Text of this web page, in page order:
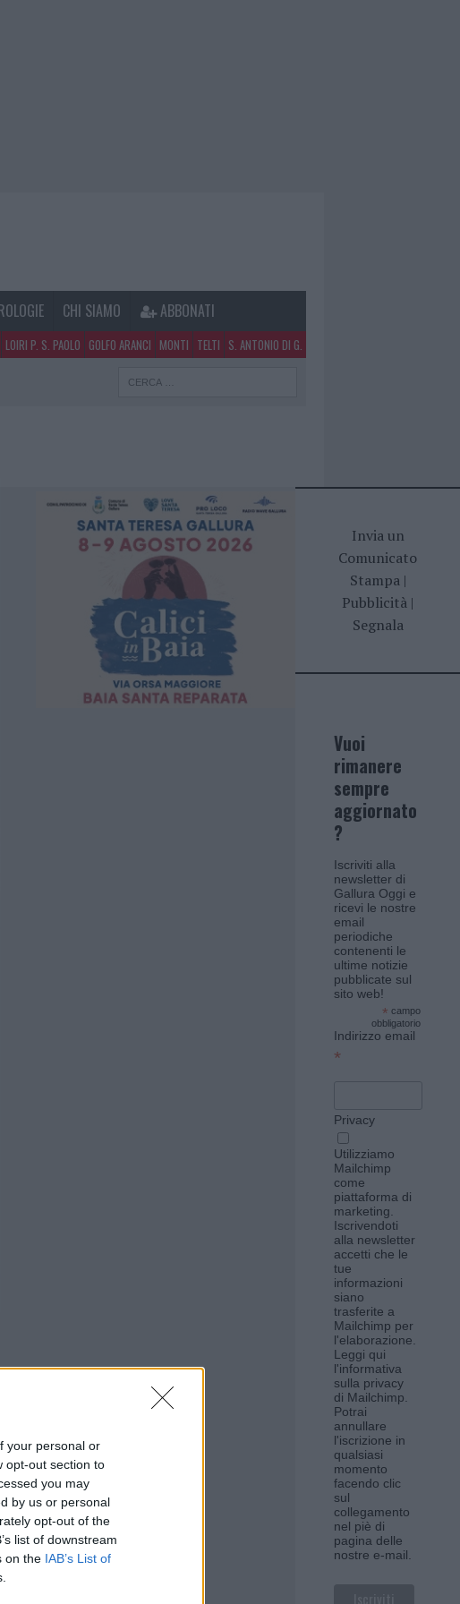
your personal or
opt-out section to
you may
by us or personal
opt-out of the
list of downstream
on the IAB’s List of
CHI SIAMO ABBONATI
LOIRI P. S. PAOLO GOLFO ARANCI MONTI TELTI S. ANTONIO DI G.
Invia un
Comunicato
Stampa|
Pubblicità |
Segnala
Vuoi
rimanere
sempre
aggiornato
?
Iscriviti alla
newsletter di
Gallura Oggi e
ricevi le nostre
email
periodiche
contenenti le
ultime notizie
pubblicate sul
sito web!
* campo
obbligatorio
Indirizzo email
*
Privacy
Utilizziamo
Mailchimp
come
piattaforma di
marketing.
Iscrivendoti
alla newsletter
accetti che le
tue
informazioni
siano
trasferite a
Mailchimp per
l'elaborazione.
Leggi qui
l'informativa
sulla privacy
di Mailchimp.
Potrai
annullare
l'iscrizione in
qualsiasi
momento
facendo clic
sul
collegamento
nel piè di
pagina delle
nostre e-mail.